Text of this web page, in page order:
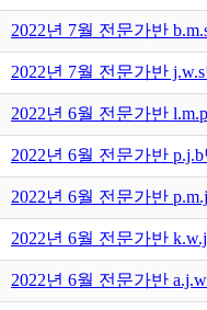
2022년 7월 전문가반
2022년 7월 전문가반
2022년 6월 전문가반
2022년 6월 전문가반
2022년 6월 전문가반
2022년 6월 전문가반
2022년 6월 전문가반